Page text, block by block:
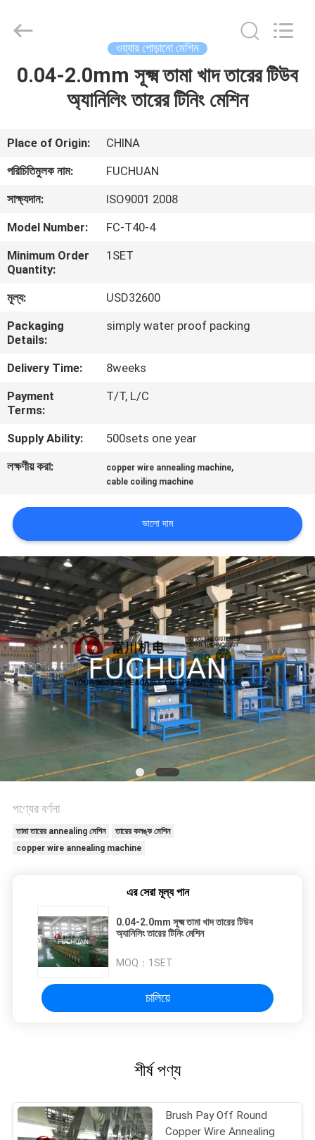
বাড়ি
ভিডিও
ভিআর
শো
আমাদের
সম্পর্কে
কারখানা
পরিদর্শন
গুণমান
নিয়ন্ত্রণ
সাথে
যোগাযোগ
খবর
মামলা
সাইট
ম্যাপ
PRIVACY
POLICY
and
Mechanical
Rights
Reserved.
ওয়্যার পোড়ানো মেশিন
0.04-2.0mm সূক্ষ্ম তামা খাদ তারের টিউব
অ্যানিলিং তারের টিনিং মেশিন
Place of Origin:
CHINA
পরিচিতিমুলক নাম:
FUCHUAN
সাক্ষ্যদান:
ISO9001 2008
Model Number:
FC-T40-4
Minimum Order
Quantity:
1SET
মূল্য:
USD32600
Packaging
Details:
simply water proof packing
Delivery Time:
8weeks
Payment
Terms:
T/T, L/C
Supply Ability:
500sets one year
লক্ষণীয় করা:
copper wire annealing machine,
cable coiling machine
ভালো দাম
পণ্যের বর্ণনা
তামা তারের annealing মেশিন
তারের কলঙ্ক মেশিন
copper wire annealing machine
এর সেরা মূল্য পান
0.04-2.0mm সূক্ষ্ম তামা খাদ তারের টিউব
অ্যানিলিং তারের টিনিং মেশিন
MOQ： 1SET
চালিয়ে
শীর্ষ পণ্য
Brush Pay Off Round
Copper Wire Annealing